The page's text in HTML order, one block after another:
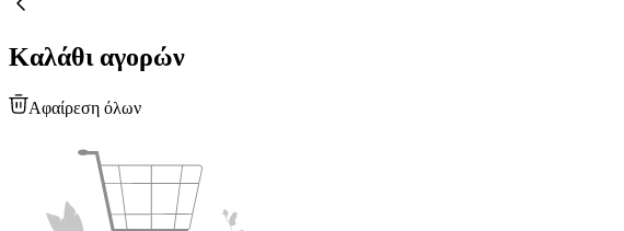
Καλάθι αγορών
Αφαίρεση όλων